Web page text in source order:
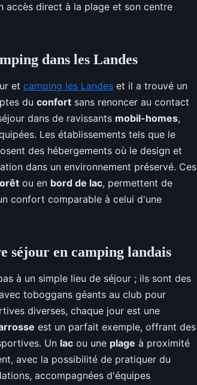
accès direct à la plage et son centre
dans les Landes
et camping les Landes et il a trouvé un
du confort sans renoncer au contact
dans de ravissants mobil-homes,
Les établissements tels que le
des hébergements où le design et
dans un environnement préservé. Ces
ou en bord de lac, permettent de
confort comparable à celui d'une
séjour en camping landais
à un simple lieu de séjour ; ils sont des
toboggans géants au club pour
diverses, chaque jour est une
est un parfait exemple, offrant des
Un lac ou une plage à proximité
avec la possibilité de pratiquer du
accompagnées d'équipes